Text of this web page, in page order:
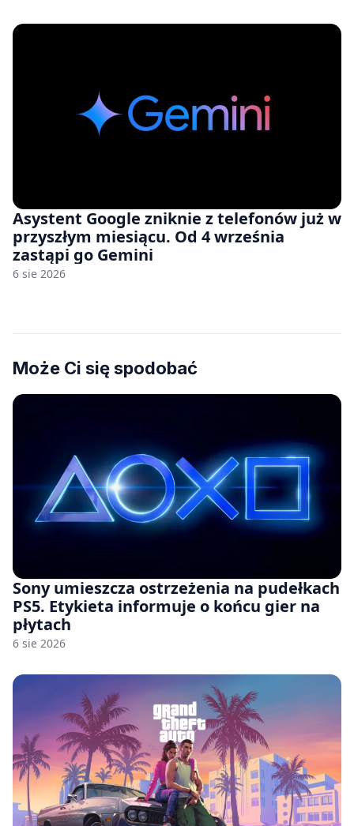
Asystent Google zniknie z telefonów już w
przyszłym miesiącu. Od 4 września
zastąpi go Gemini
6 sie 2026
Może Ci się spodobać
Sony umieszcza ostrzeżenia na pudełkach
PS5. Etykieta informuje o końcu gier na
płytach
6 sie 2026